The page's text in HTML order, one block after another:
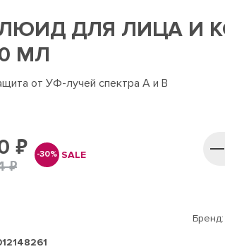
ДЛЯ ЛИЦА И
МЛ
от УФ-лучей спектра А и В
₽
₽
-30% SALE
Бренд: